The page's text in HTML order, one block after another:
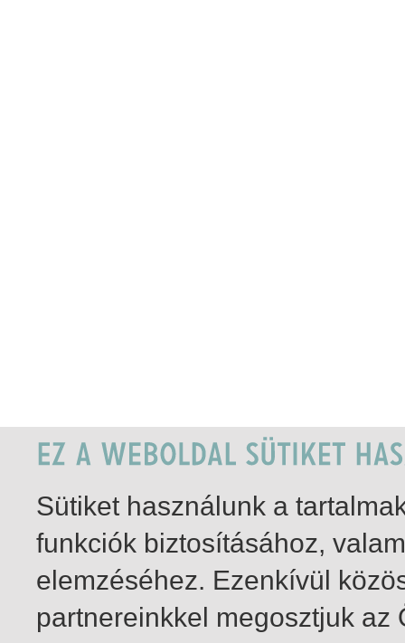
Sütiket használunk a
funkciók biztosításához,
elemzéséhez. Ezenkívül
partnereinkkel megosztjuk